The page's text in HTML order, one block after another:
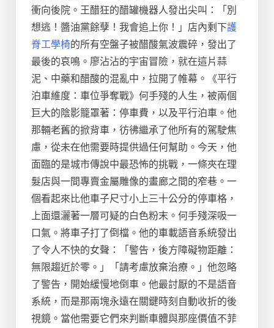
衝向後院。王醋狂的醋罐機器人發出尖叫：「別
想逃！醬油黨餘孽！我會追上你！」店內剩下護
脊工學椅的所有空盤子被醋酸氣波震碎，發出了
最後的哀鳴。廖沾沾的宇宙冒險，就在這片蒜
泥、中藥和醋酸的混亂中，拉開了帷幕。《平行
泊車維度：車位爭奪戰》何手殘的人生，被兩個
巨大的陰影籠罩著：停車費，以及平行泊車。他
那輛老舊的掀背車，彷彿繼承了他所有的駕駛焦
慮，從未在他需要時提供過任何幫助。今天，他
面臨的是城市傳說中最恐怖的挑戰，一條夾在理
髮店與一間專賣金屬雕像的畫廊之間的窄巷。一
個看起來比他車子尺寸小上三十公分的停車格，
上面還灑著一層可疑的白色粉末。何手殘深吸一
口氣。將車子打了倒檔。他的車載語音系統發出
了令人不快的女聲：「警告，後方障礙物距離：
無限趨近於零。」「請考慮放棄治療。」他忽略
了警告，開始緩慢地倒車。他最討厭的不是語音
系統，而是那兩塊永遠在關鍵時刻自動收折的後
視鏡。當他需要它們來判斷車體與那座價值不菲